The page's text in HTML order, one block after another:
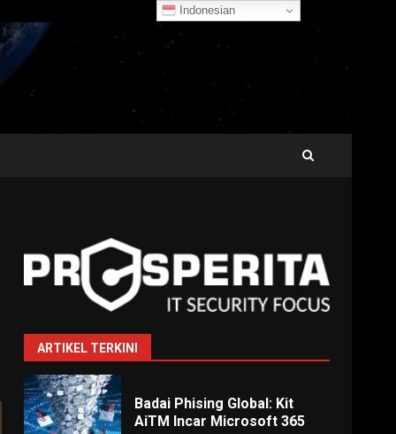
ARTIKEL TERKINI
Badai Phising Global: Kit
AiTM Incar Microsoft 365
Indonesian